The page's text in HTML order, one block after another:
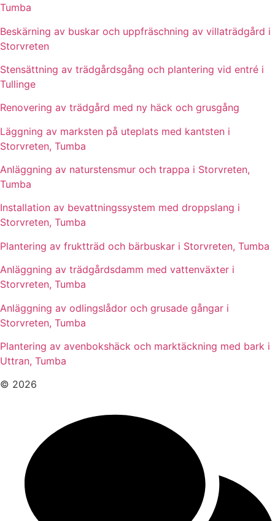
Tumba
Beskärning av buskar och uppfräschning av villaträdgård i
Storvreten
Stensättning av trädgårdsgång och plantering vid entré i
Tullinge
Renovering av trädgård med ny häck och grusgång
Läggning av marksten på uteplats med kantsten i
Storvreten, Tumba
Anläggning av naturstensmur och trappa i Storvreten,
Tumba
Installation av bevattningssystem med droppslang i
Storvreten, Tumba
Plantering av fruktträd och bärbuskar i Storvreten, Tumba
Anläggning av trädgårdsdamm med vattenväxter i
Storvreten, Tumba
Anläggning av odlingslådor och grusade gångar i
Storvreten, Tumba
Plantering av avenbokshäck och marktäckning med bark i
Uttran, Tumba
© 2026